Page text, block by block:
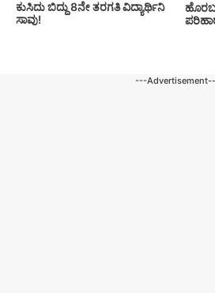
ಕುಸಿದು ಬಿದ್ದು 8ನೇ ತರಗತಿ ವಿದ್ಯಾರ್ಥಿನಿ
ಸಾವು!
---